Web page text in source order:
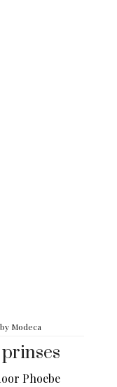
Modeca
Phoebe